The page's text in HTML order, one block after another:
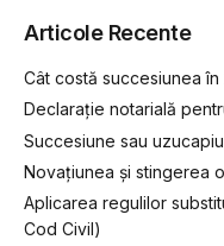
Articole Recente
Cât costă succesiunea în
Declarație notarială
Succesiune sau
Novațiunea și stingerea
Aplicarea regulilor
Cod Civil)